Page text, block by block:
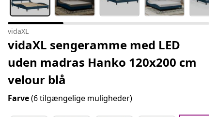
vidaXL
vidaXL sengeramme med LED
uden madras Hanko 120x200 cm
velour blå
Farve(6 tilgængelige muligheder)